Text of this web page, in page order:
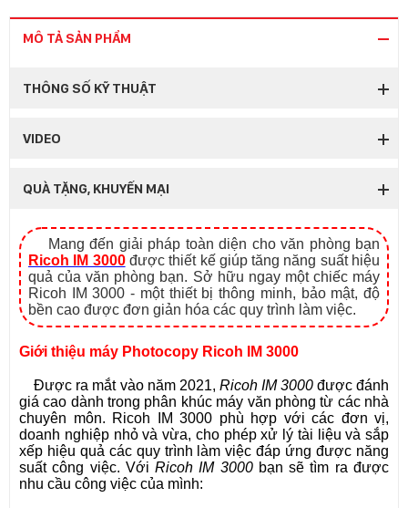
MÔ TẢ SẢN PHẨM
THÔNG SỐ KỸ THUẬT
VIDEO
QUÀ TẶNG, KHUYẾN MẠI
Mang đến giải pháp toàn diện cho văn phòng bạn
Ricoh IM 3000được thiết kế giúp tăng năng suất hiệu
quả của văn phòng bạn. Sở hữu ngay một chiếc máy
Ricoh IM 3000 - một thiết bị thông minh, bảo mật, độ
bền cao được đơn giản hóa các quy trình làm việc.
Giới thiệu máy Photocopy Ricoh IM 3000
Được ra mắt vào năm 2021, Ricoh IM 3000 được đánh
giá cao dành trong phân khúc máy văn phòng từ các nhà
chuyên môn. Ricoh IM 3000 phù hợp với các đơn vị,
doanh nghiệp nhỏ và vừa, cho phép xử lý tài liệu và sắp
xếp hiệu quả các quy trình làm việc đáp ứng được năng
suất công việc. VớiRicoh IM 3000 bạn sẽ tìm ra được
nhu cầu công việc của mình: